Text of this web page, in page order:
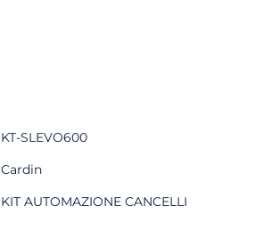
KT-SLEVO600
Cardin
KIT AUTOMAZIONE CANCELLI